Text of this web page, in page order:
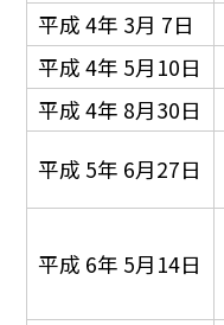
平成 4年 3月 7日
平成 4年 5月10日
平成 4年 8月30日
平成 5年 6月27日
平成 6年 5月14日